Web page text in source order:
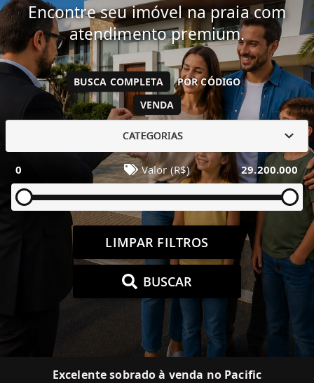
Encontre seu imóvel na praia com
atendimento premium.
VENDA
BUSCA COMPLETA POR CÓDIGO
CATEGORIAS
0 Valor (R$) 29.200.000
LIMPAR FILTROS
BUSCAR
Excelente sobrado à venda no Pacific